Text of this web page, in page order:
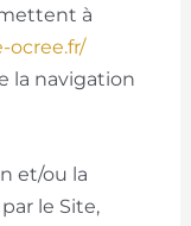
à
ocree.fr/
la navigation
et/ou la
le Site,